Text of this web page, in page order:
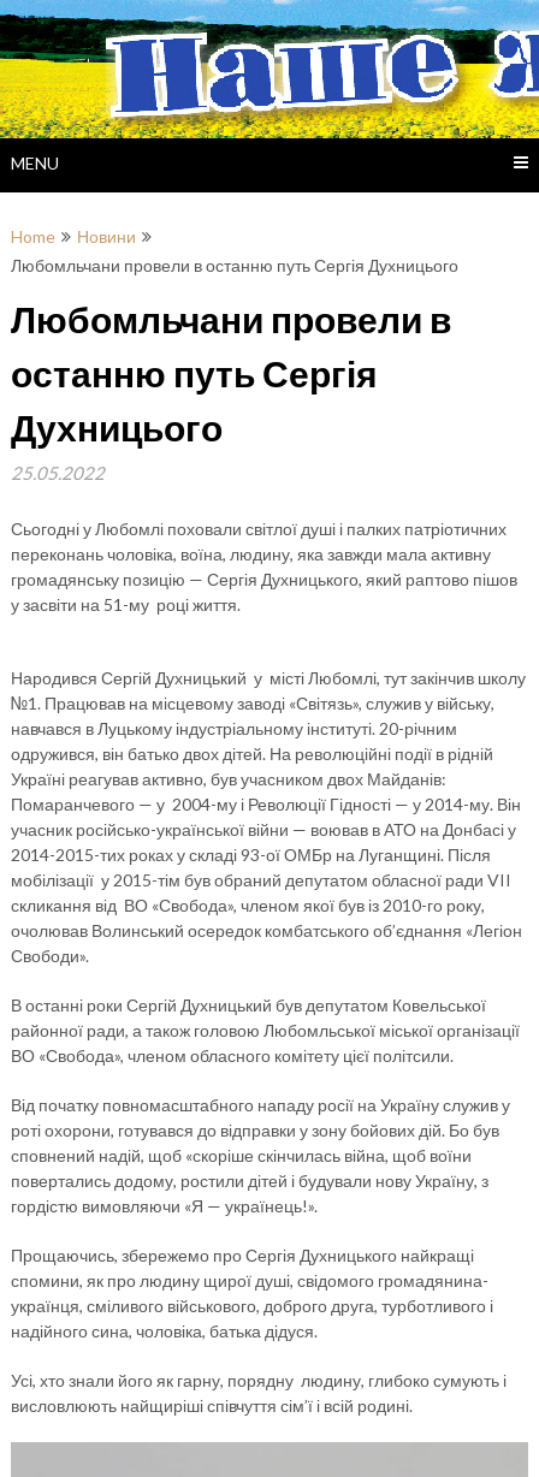
Skip
to
content
MENU
Home
Новини
Любомльчани провели в останню путь Сергія Духницього
Любомльчани провели в
останню путь Сергія
Духницього
25.05.2022
Сьогодні у Любомлі поховали світлої душі і палких патріотичних
переконань чоловіка, воїна, людину, яка завжди мала активну
громадянську позицію — Сергія Духницького, який раптово пішов
у засвіти на 51-му році життя.
Народився Сергій Духницький у місті Любомлі, тут закінчив школу
№1. Працював на місцевому заводі «Світязь», служив у війську,
навчався в Луцькому індустріальному інституті. 20-річним
одружився, він батько двох дітей. На революційні події в рідній
Україні реагував активно, був учасником двох Майданів:
Помаранчевого — у 2004-му і Революції Гідності — у 2014-му. Він
учасник російсько-української війни — воював в АТО на Донбасі у
2014-2015-тих роках у складі 93-ої ОМБр на Луганщині. Після
мобілізації у 2015-тім був обраний депутатом обласної ради VII
скликання від ВО «Свобода», членом якої був із 2010-го року,
очолював Волинський осередок комбатського об’єднання «Легіон
Свободи».
В останні роки Сергій Духницький був депутатом Ковельської
районної ради, а також головою Любомльської міської організації
ВО «Свобода», членом обласного комітету цієї політсили.
Від початку повномасштабного нападу росії на Україну служив у
роті охорони, готувався до відправки у зону бойових дій. Бо був
сповнений надій, щоб «скоріше скінчилась війна, щоб воїни
повертались додому, ростили дітей і будували нову Україну, з
гордістю вимовляючи «Я — українець!».
Прощаючись, збережемо про Сергія Духницького найкращі
спомини, як про людину щирої душі, свідомого громадянина-
українця, сміливого військового, доброго друга, турботливого і
надійного сина, чоловіка, батька дідуся.
Усі, хто знали його як гарну, порядну людину, глибоко сумують і
висловлюють найщиріші співчуття сім’ї і всій родині.